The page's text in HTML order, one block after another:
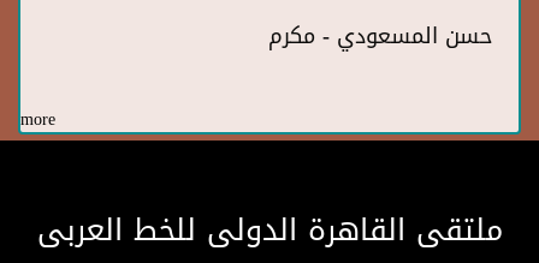
حسن المسعودي - مكرم
more
ملتقى القاهرة الدولى للخط العربى